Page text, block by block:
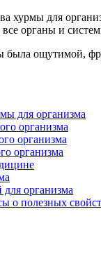
хурмы для
органы и
была ощутимой,
для организма
организма
организма
организма
для организма
о полезных